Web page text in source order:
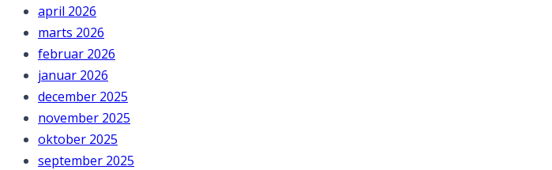
april 2026
marts 2026
februar 2026
januar 2026
december 2025
november 2025
oktober 2025
september 2025